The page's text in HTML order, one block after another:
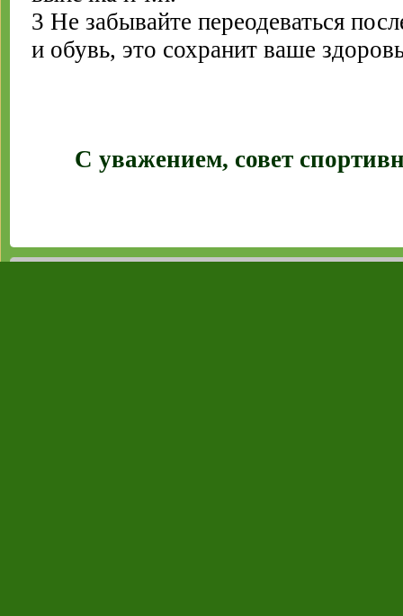
3 Не забывайте переодеваться
и обувь, это сохранит ваше
С уважением, совет